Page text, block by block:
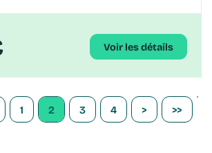
Voir les détails
1 2 3 4 > >>